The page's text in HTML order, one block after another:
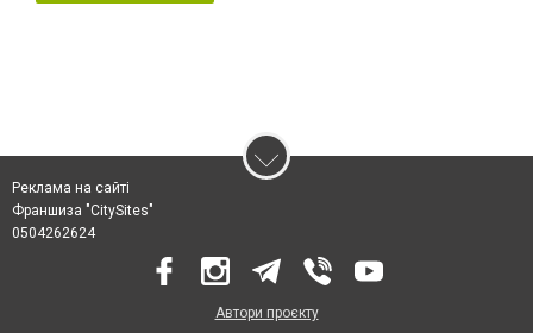
Реклама на сайті
Франшиза "CitySites"
0504262624
Автори проєкту